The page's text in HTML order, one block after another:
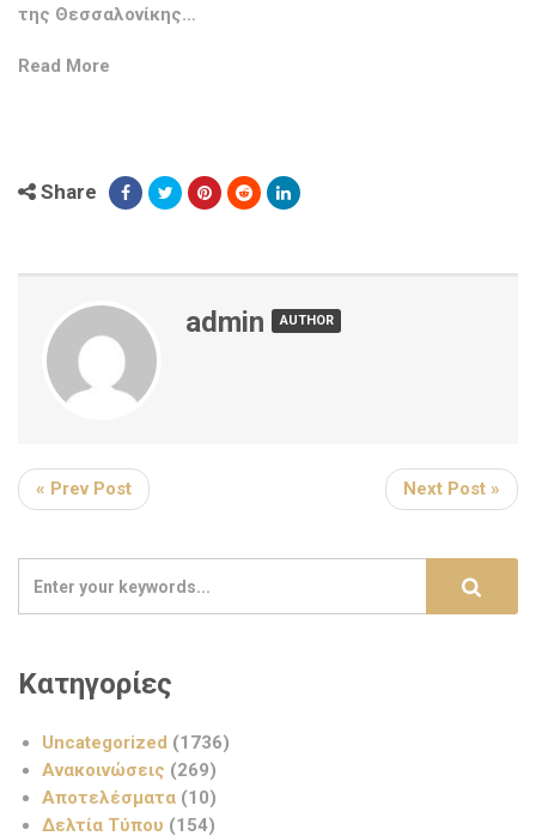
της Θεσσαλονίκης…
Read More
Share
admin AUTHOR
« Prev Post Next Post »
Κατηγορίες
Uncategorized (1736)
Ανακοινώσεις (269)
Αποτελέσματα (10)
Δελτία Τύπου (154)